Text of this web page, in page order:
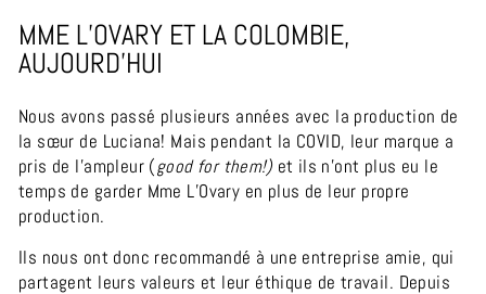
MME L’OVARY ET LA COLOMBIE,
AUJOURD’HUI
Nous avons passé plusieurs années avec la production de
la sœur de Luciana! Mais pendant la COVID, leur marque a
pris de l’ampleur (good for them!) et ils n’ont plus eu le
temps de garder Mme L’Ovary en plus de leur propre
production.
Ils nous ont donc recommandé à une entreprise amie, qui
partagent leurs valeurs et leur éthique de travail. Depuis